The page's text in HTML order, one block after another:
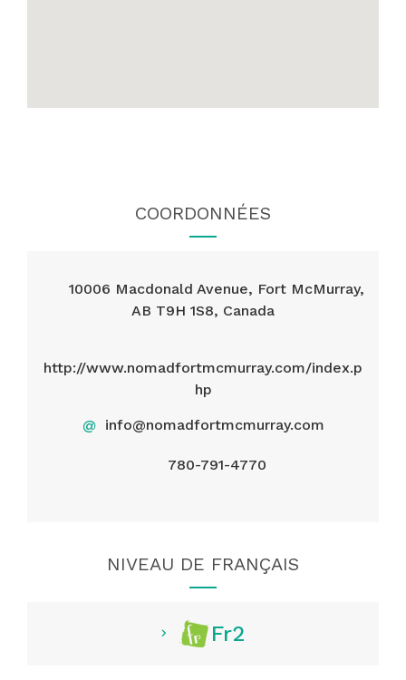
COORDONNÉES
10006 Macdonald Avenue, Fort McMurray,
AB T9H 1S8, Canada
http://www.nomadfortmcmurray.com/index.p
hp
@ info@nomadfortmcmurray.com
780-791-4770
NIVEAU DE FRANÇAIS
Fr2